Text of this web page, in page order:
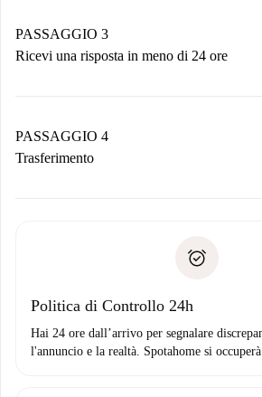
non accetta.
PASSAGGIO 3
Ricevi una risposta in meno di 24 ore
contatto con il proprietario.
Se rifiutata: non ti addebiteremo
Domiciliazione del pagamento
PASSAGGIO 4
Trasferimento
solo se non segnali problemi.
Politica di Controllo 24h
Hai 24 ore dall’arrivo per segnalare
l'annuncio e la realtà. Spotahome si